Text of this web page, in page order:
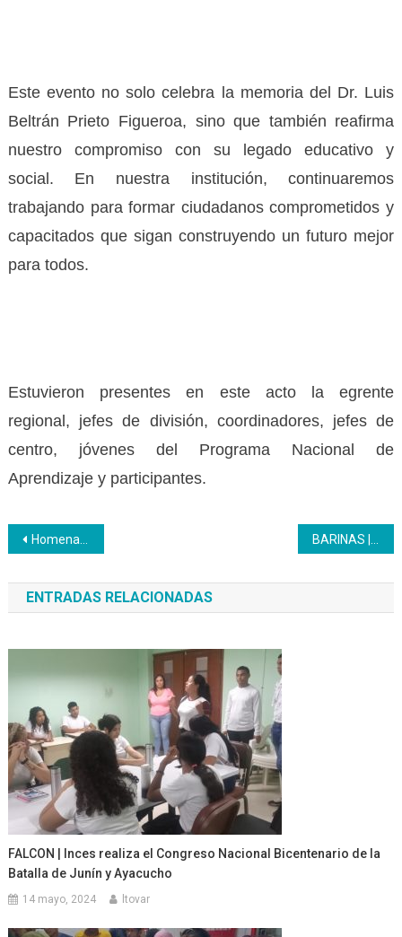
Este evento no solo celebra la memoria del Dr. Luis
Beltrán Prieto Figueroa, sino que también reafirma
nuestro compromiso con su legado educativo y
social. En nuestra institución, continuaremos
trabajando para formar ciudadanos comprometidos y
capacitados que sigan construyendo un futuro mejor
para todos.
Estuvieron presentes en este acto la egrente
regional, jefes de división, coordinadores, jefes de
centro, jóvenes del Programa Nacional de
Aprendizaje y participantes.
Navegación
de
entradas
Homenaje a Luis Beltrán Prieto Figueroa: el maestro de maestros
ENTRADAS RELACIONADAS
FALCON | Inces realiza el Congreso Nacional Bicentenario de la
Batalla de Junín y Ayacucho
14 mayo, 2024 ltovar